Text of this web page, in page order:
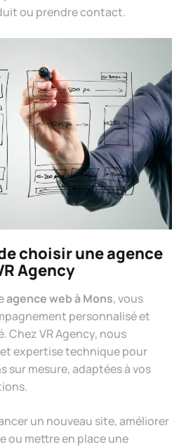
ou prendre contact.
choisir une agence
Agency
agence web à Mons, vous
personnalisé et
Chez VR Agency, nous
expertise technique pour
sur mesure, adaptées à vos
un nouveau site, améliorer
ou mettre en place une